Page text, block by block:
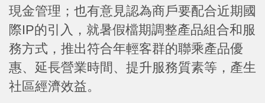
現金管理；也有意見認為商戶要配合近期國
際IP的引入，就暑假檔期調整產品組合和服
務方式，推出符合年輕客群的聯乘產品優
惠、延長營業時間、提升服務質素等，產生
社區經濟效益。